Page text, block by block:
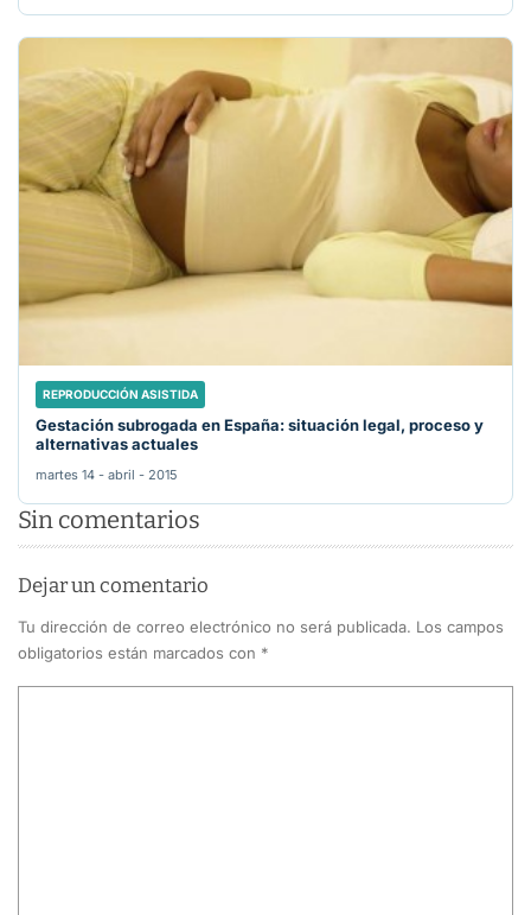
REPRODUCCIÓN ASISTIDA
Gestación subrogada en España: situación legal, proceso y
alternativas actuales
martes 14 - abril - 2015
Sin comentarios
Dejar un comentario
Tu dirección de correo electrónico no será publicada. Los campos
obligatorios están marcados con *